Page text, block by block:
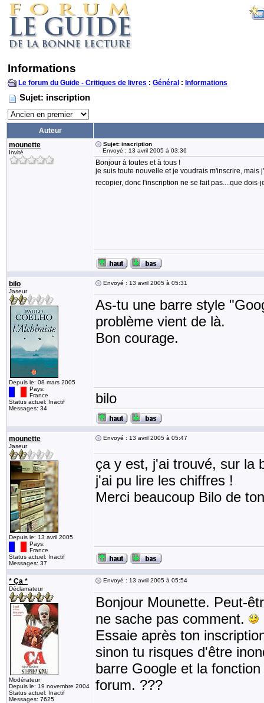
Informations
Le forum du Guide - Critiques de livres : Général : Informations
Sujet: inscription
Auteur
mounette
Invité
Sujet: inscription
Envoyé : 13 avril 2005 à 03:36
Bonjour à toutes et à tous !
je suis toute nouvelle et je voudrais m'inscrire, mais
recopier, donc l'inscription ne se fait pas....que dois-
bilo
Jaseur
Depuis le: 08 mars 2005
Pays:
France
Status actuel: Inactif
Messages: 34
Envoyé : 13 avril 2005 à 05:31
As-tu une barre style
problème vient de là.
Bon courage.
bilo
mounette
Jaseur
Depuis le: 13 avril 2005
Pays:
France
Status actuel: Inactif
Messages: 37
Envoyé : 13 avril 2005 à 05:47
ça y est, j'ai trouvé, sur la
j'ai pu lire les chiffres !
Merci beaucoup Bilo de
* Ça *
Déclamateur
Modérateur
Depuis le: 19 novembre 2004
Status actuel: Inactif
Messages: 7625
Envoyé : 13 avril 2005 à 05:54
Bonjour Mounette. Peut-
ne sache pas comment.
Essaie après ton
sinon tu risques d'être
barre Google et la
forum. ???